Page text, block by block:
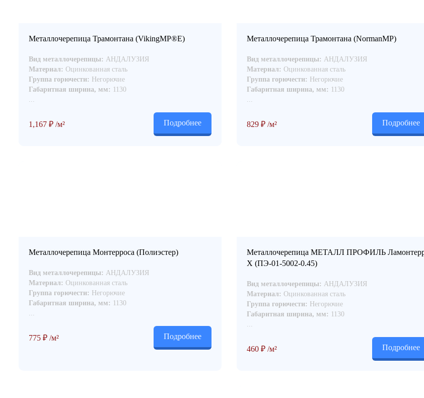
Металлочерепица Трамонтана (VikingMP®Е)
Вид металлочерепицы: АНДАЛУЗИЯ
Материал: Оцинкованная сталь
Группа горючести: Негорючие
Габаритная ширина, мм: 1130
...
1,167 ₽ /м² Подробнее
Металлочерепица Трамонтана (NormanМР)
Вид металлочерепицы: АНДАЛУЗИЯ
Материал: Оцинкованная сталь
Группа горючести: Негорючие
Габаритная ширина, мм: 1130
...
829₽ /м² Подробнее
Металлочерепица Монтерроса (Полиэстер)
Вид металлочерепицы: АНДАЛУЗИЯ
Материал: Оцинкованная сталь
Группа горючести: Негорючие
Габаритная ширина, мм: 1130
...
775 ₽ /м² Подробнее
Металлочерепица МЕТАЛЛ ПРОФИЛЬ
X (ПЭ-01-5002-0.45)
Вид металлочерепицы: АНДАЛУЗИЯ
Материал: Оцинкованная сталь
Группа горючести: Негорючие
Габаритная ширина, мм: 1130
...
460₽ /м² Подробнее